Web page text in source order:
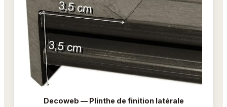
Decoweb — Plinthe de finition latérale